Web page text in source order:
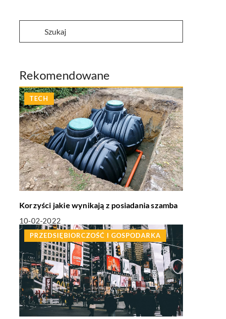
Rekomendowane
TECH
Korzyści jakie wynikają z posiadania szamba
10-02-2022
PRZEDSIĘBIORCZOŚĆ I GOSPODARKA